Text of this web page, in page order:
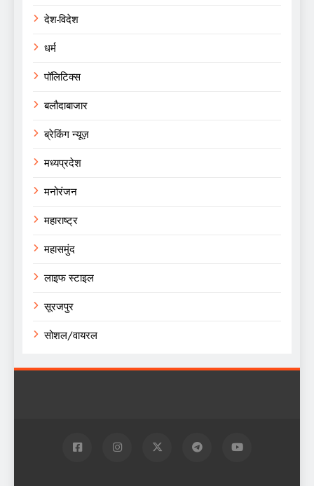
देश-विदेश
धर्म
पॉलिटिक्स
बलौदाबाजार
ब्रेकिंग न्यूज़
मध्यप्रदेश
मनोरंजन
महाराष्ट्र
महासमुंद
लाइफ स्टाइल
सूरजपुर
सोशल/वायरल